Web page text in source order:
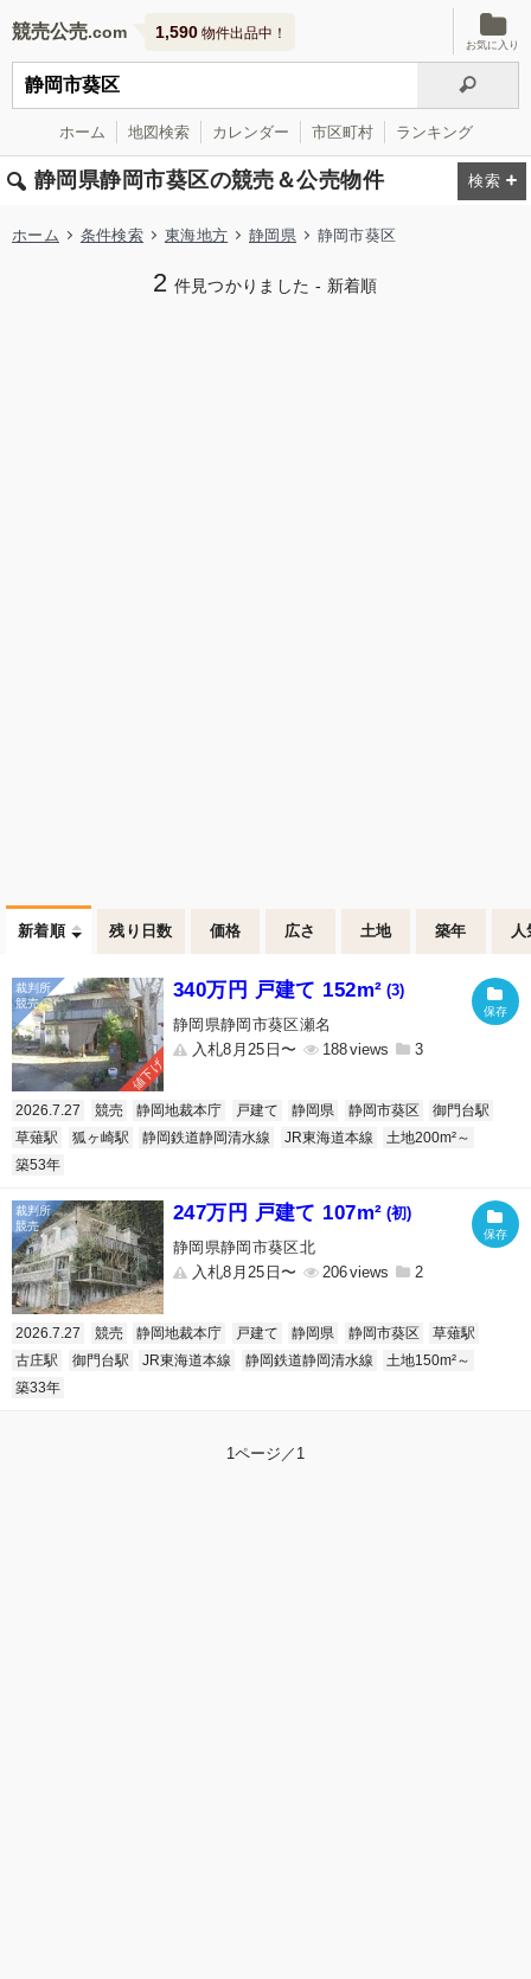
競売公売 1,590 物件出品中！
お気に入り
ホーム 地図検索 カレンダー 市区町村 ランキング
静岡県静岡市葵区の競売＆公売物件
ホーム 条件検索 東海地方 静岡県 静岡市葵区
2 件見つかりました - 新着順
新着順 残り日数 価格 広さ 土地 築年 人
値下げ
340万円 戸建て 152m² (3)
静岡県静岡市葵区瀬名
入札8月25日〜
188 3
2026.7.27 競売 静岡地裁本庁 戸建て 静岡県 静岡市葵区
御門台駅
草薙駅
狐ヶ崎駅 静岡鉄道静岡清水線 JR東海道本線
土地200m²～
築53年
247万円 戸建て 107m² (初)
静岡県静岡市葵区北
入札8月25日〜
206 2
2026.7.27 競売 静岡地裁本庁 戸建て 静岡県 静岡市葵区
草薙駅
古庄駅
御門台駅 JR東海道本線 静岡鉄道静岡清水線
土地150m²～
築33年
1ページ／1